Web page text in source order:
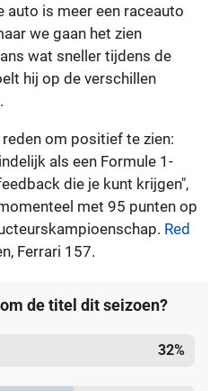
auto is meer een raceauto
we gaan het zien
wat sneller tijdens de
hij op de verschillen
om positief te zien:
als een Formule 1-
die je kunt krijgen",
met 95 punten op
Red
Ferrari 157.
de titel dit seizoen?
32%